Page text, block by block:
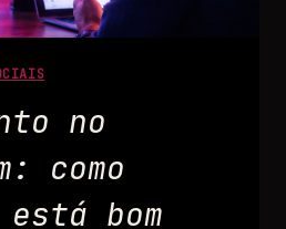
no
como
bom